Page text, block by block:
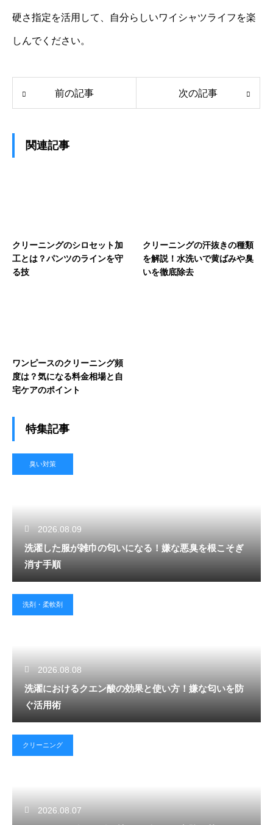
硬さ指定を活用して、自分らしいワイシャツライフを楽
しんでください。
前の記事 次の記事
関連記事
クリーニングのシロセット加
工とは？パンツのラインを守
る技
クリーニングの汗抜きの種類
を解説！水洗いで黄ばみや臭
いを徹底除去
ワンピースのクリーニング頻
度は？気になる料金相場と自
宅ケアのポイント
特集記事
臭い対策
2026.08.09
洗濯した服が雑巾の匂いになる！嫌な悪臭を根こそぎ
消す手順
洗剤・柔軟剤
2026.08.08
洗濯におけるクエン酸の効果と使い方！嫌な匂いを防
ぐ活用術
クリーニング
2026.08.07